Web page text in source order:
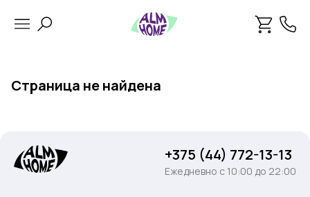
Страница не найдена
+375 (44) 772-13-13
Ежедневно c 10:00 до 22:00